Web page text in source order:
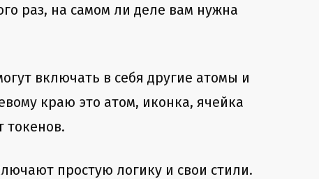
раз, на самом ли деле вам нужна
включать в себя другие атомы и
краю это атом, иконка, ячейка
токенов.
простую логику и свои стили.